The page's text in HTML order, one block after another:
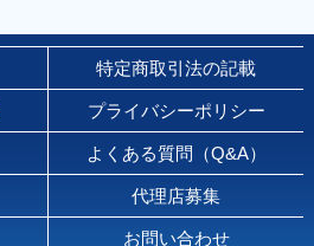
特定商取引法の記載
プライバシーポリシー
よくある質問（Q&A）
代理店募集
お問い合わせ